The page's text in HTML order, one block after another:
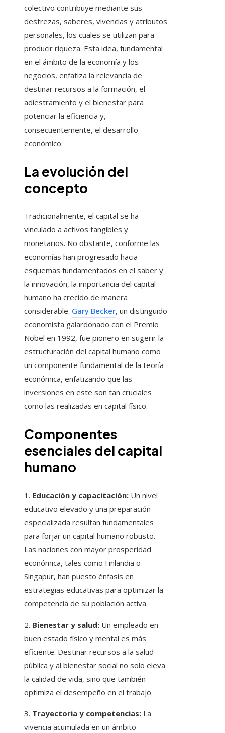
colectivo contribuye mediante sus
destrezas, saberes, vivencias y atributos
personales, los cuales se utilizan para
producir riqueza. Esta idea, fundamental
en el ámbito de la economía y los
negocios, enfatiza la relevancia de
destinar recursos a la formación, el
adiestramiento y el bienestar para
potenciar la eficiencia y,
consecuentemente, el desarrollo
económico.
La evolución del
concepto
Tradicionalmente, el capital se ha
vinculado a activos tangibles y
monetarios. No obstante, conforme las
economías han progresado hacia
esquemas fundamentados en el saber y
la innovación, la importancia del capital
humano ha crecido de manera
considerable. Gary Becker, un distinguido
economista galardonado con el Premio
Nobel en 1992, fue pionero en sugerir la
estructuración del capital humano como
un componente fundamental de la teoría
económica, enfatizando que las
inversiones en este son tan cruciales
como las realizadas en capital físico.
Componentes
esenciales del capital
humano
1. Educación y capacitación: Un nivel
educativo elevado y una preparación
especializada resultan fundamentales
para forjar un capital humano robusto.
Las naciones con mayor prosperidad
económica, tales como Finlandia o
Singapur, han puesto énfasis en
estrategias educativas para optimizar la
competencia de su población activa.
2. Bienestar y salud: Un empleado en
buen estado físico y mental es más
eficiente. Destinar recursos a la salud
pública y al bienestar social no solo eleva
la calidad de vida, sino que también
optimiza el desempeño en el trabajo.
3. Trayectoria y competencias: La
vivencia acumulada en un ámbito